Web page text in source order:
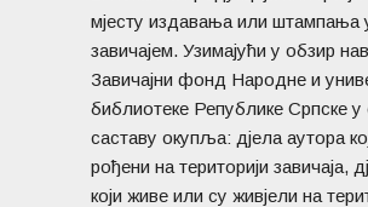
мјесту издавања или штампања
завичајем. Узимајући у обзир
Завичајни фонд Народне и
библиотеке Републике Српске у
саставу окупља: дјела аутора
рођени на територији завичаја,
који живе или су живјели на